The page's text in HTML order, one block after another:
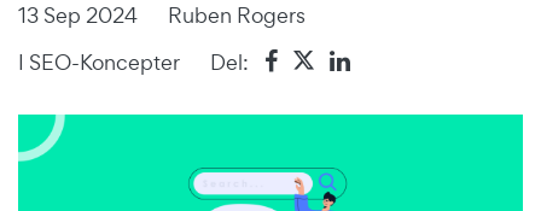
13 Sep 2024
Ruben Rogers
I SEO-Koncepter Del: